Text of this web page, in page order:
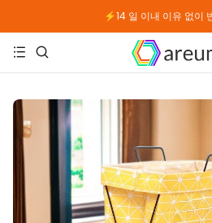
⚡14 일 이내 이유 없이
⚡14 일 이내 이유 없이